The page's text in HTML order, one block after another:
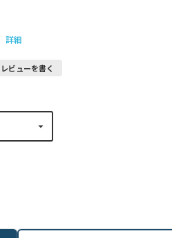
詳細
レビューを書く